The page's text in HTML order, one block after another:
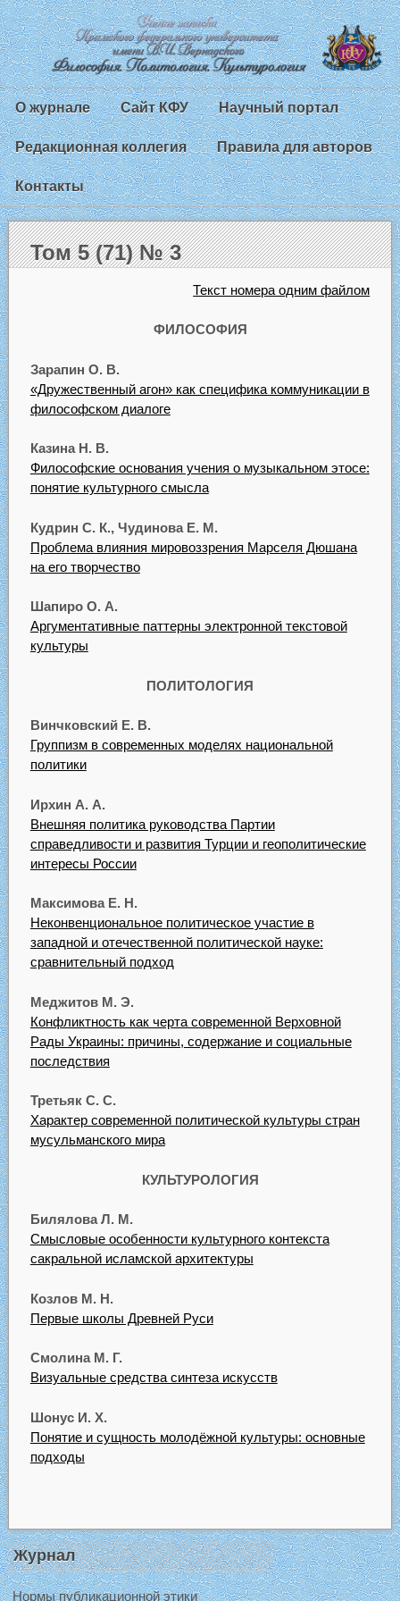
О журнале Сайт КФУ Научный портал
Редакционная коллегия Правила для авторов
Контакты
Том 5 (71) № 3
Текст номера одним файлом
ФИЛОСОФИЯ
Зарапин О. В.
«Дружественный агон» как специфика коммуникации в
философском диалоге
Казина Н. В.
Философские основания учения о музыкальном этосе:
понятие культурного смысла
Кудрин С. К., Чудинова Е. М.
Проблема влияния мировоззрения Марселя Дюшана
на его творчество
Шапиро О. А.
Аргументативные паттерны электронной текстовой
культуры
ПОЛИТОЛОГИЯ
Винчковский Е. В.
Группизм в современных моделях национальной
политики
Ирхин А. А.
Внешняя политика руководства Партии
справедливости и развития Турции и геополитические
интересы России
Максимова Е. Н.
Неконвенциональное политическое участие в
западной и отечественной политической науке:
сравнительный подход
Меджитов М. Э.
Конфликтность как черта современной Верховной
Рады Украины: причины, содержание и социальные
последствия
Третьяк С. С.
Характер современной политической культуры стран
мусульманского мира
КУЛЬТУРОЛОГИЯ
Билялова Л. М.
Смысловые особенности культурного контекста
сакральной исламской архитектуры
Козлов М. Н.
Первые школы Древней Руси
Смолина М. Г.
Визуальные средства синтеза искусств
Шонус И. Х.
Понятие и сущность молодёжной культуры: основные
подходы
Журнал
Нормы публикационной этики